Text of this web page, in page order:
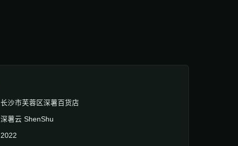
长沙市芙蓉区深薯百货店
深薯云 ShenShu
2022